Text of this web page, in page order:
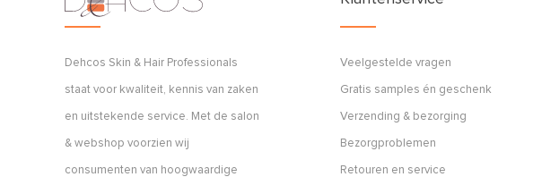
Dehcos Skin & Hair Professionals
staat voor kwaliteit, kennis van zaken
en uitstekende service. Met de salon
& webshop voorzien wij
consumenten van hoogwaardige
Veelgestelde vragen
Gratis samples én geschenk
Verzending & bezorging
Bezorgproblemen
Retouren en service